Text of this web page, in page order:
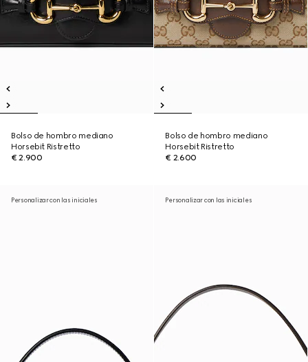
Bolso de hombro mediano
Horsebit Ristretto
€ 2.900
Bolso de hombro mediano
Horsebit Ristretto
€ 2.600
Personalizar con las iniciales Personalizar con las iniciales